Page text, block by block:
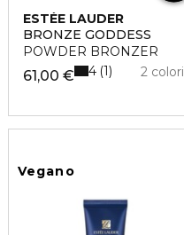
ESTÉE LAUDER
BRONZE GODDESS
POWDER BRONZER
61,00 € 2 colori
4 1
Vegano